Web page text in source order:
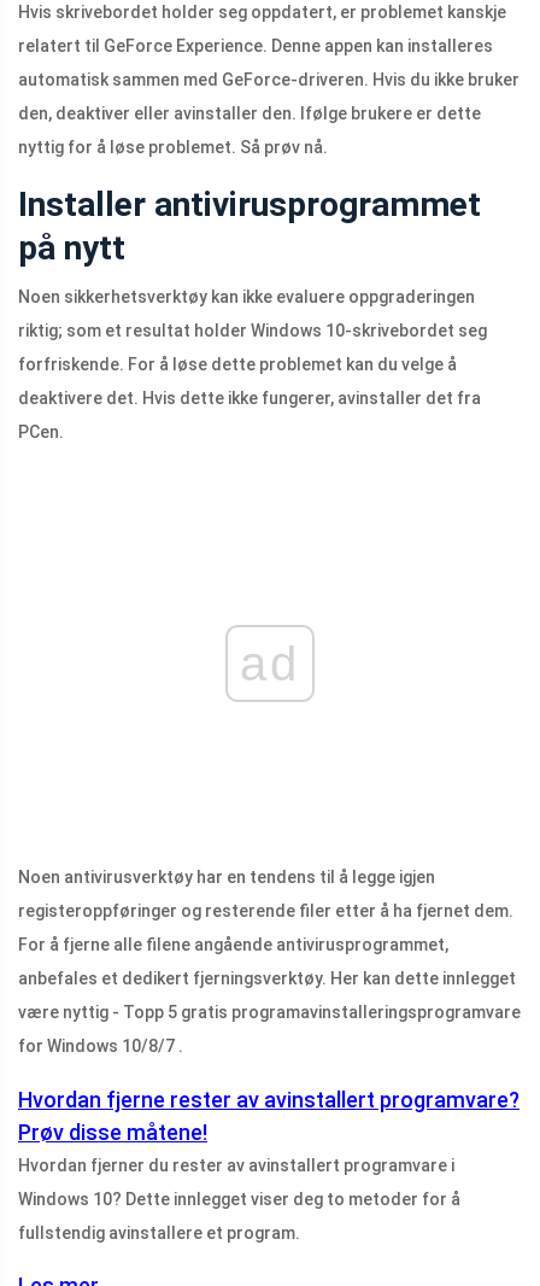
Hvis skrivebordet holder seg oppdatert, er problemet kanskje
relatert til GeForce Experience. Denne appen kan installeres
automatisk sammen med GeForce-driveren. Hvis du ikke bruker
den, deaktiver eller avinstaller den. Ifølge brukere er dette
nyttig for å løse problemet. Så prøv nå.
Installer antivirusprogrammet
på nytt
Noen sikkerhetsverktøy kan ikke evaluere oppgraderingen
riktig; som et resultat holder Windows 10-skrivebordet seg
forfriskende. For å løse dette problemet kan du velge å
deaktivere det. Hvis dette ikke fungerer, avinstaller det fra
PCen.
ad
Noen antivirusverktøy har en tendens til å legge igjen
registeroppføringer og resterende filer etter å ha fjernet dem.
For å fjerne alle filene angående antivirusprogrammet,
anbefales et dedikert fjerningsverktøy. Her kan dette innlegget
være nyttig - Topp 5 gratis programavinstalleringsprogramvare
for Windows 10/8/7 .
Hvordan fjerne rester av avinstallert programvare?
Prøv disse måtene!
Hvordan fjerner du rester av avinstallert programvare i
Windows 10? Dette innlegget viser deg to metoder for å
fullstendig avinstallere et program.